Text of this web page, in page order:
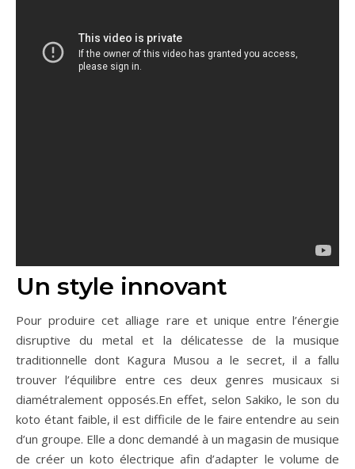
Un style innovant
Pour produire cet alliage rare et unique entre l’énergie
disruptive du metal et la délicatesse de la musique
traditionnelle dont Kagura Musou a le secret, il a fallu
trouver l’équilibre entre ces deux genres musicaux si
diamétralement opposés.En effet, selon Sakiko, le son du
koto étant faible, il est difficile de le faire entendre au sein
d’un groupe. Elle a donc demandé à un magasin de musique
de créer un koto électrique afin d’adapter le volume de